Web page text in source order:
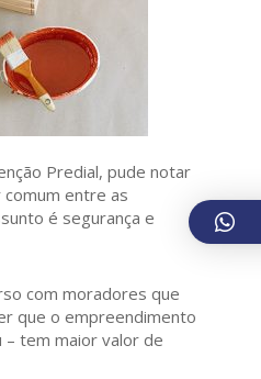
Predial, pude notar
comum entre as
é segurança e
com moradores que
que o empreendimento
– tem maior valor de